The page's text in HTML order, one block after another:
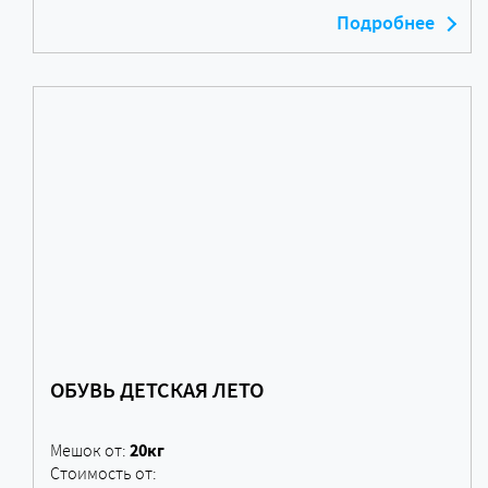
Подробнее
ОБУВЬ ДЕТСКАЯ ЛЕТО
Мешок от: 20кг
Стоимость от: